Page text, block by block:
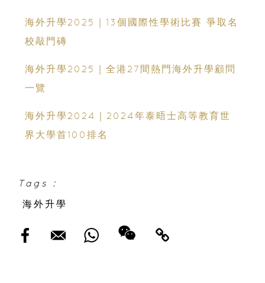
海外升學2025｜13個國際性學術比賽 爭取名
校敲門磚
海外升學2025｜全港27間熱門海外升學顧問
一覽
海外升學2024｜2024年泰晤士高等教育世
界大學首100排名
Tags :
海外升學